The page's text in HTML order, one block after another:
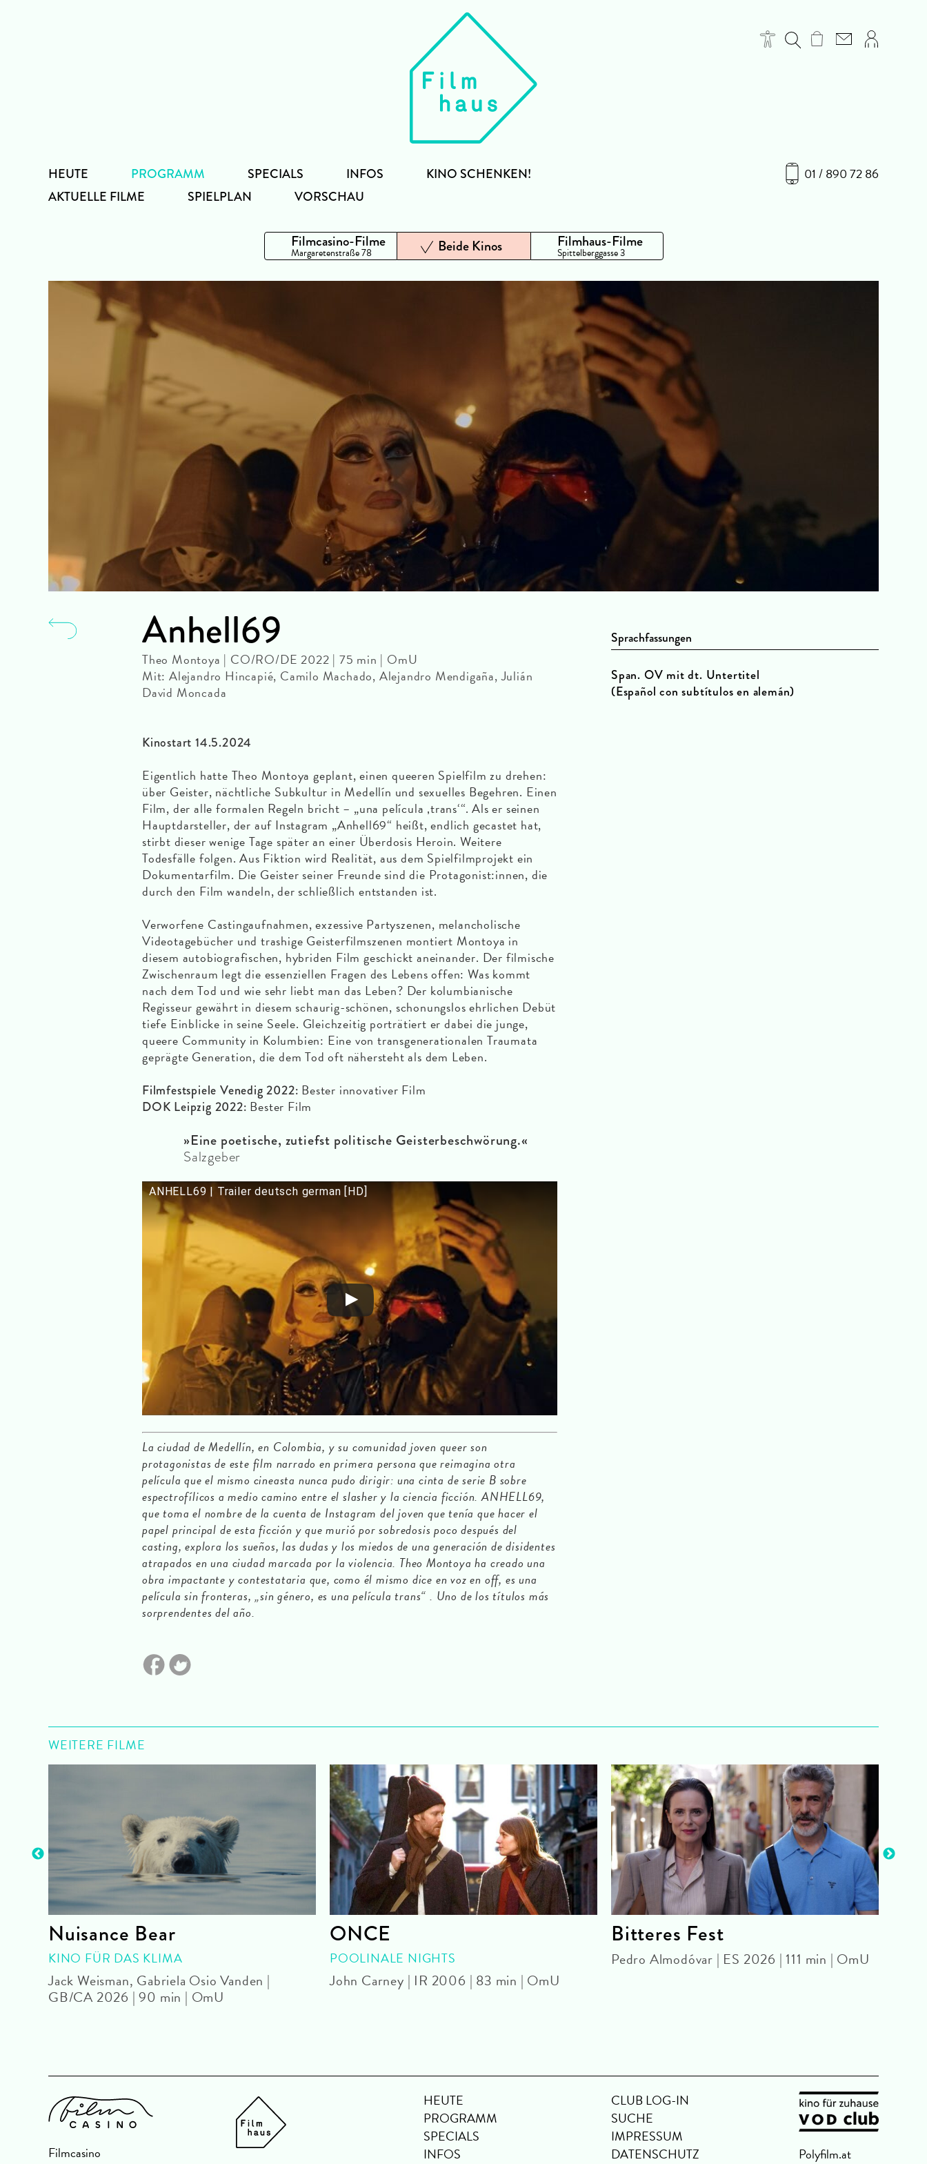
01 / 890 72 86
HEUTE
PROGRAMM
AKTUELLE FILME
SPIELPLAN VORSCHAU
SPECIALS INFOS KINO SCHENKEN!
Filmcasino-Filme
Margaretenstraße 78 Beide Kinos Filmhaus-Filme
Spittelberggasse 3
Anhell69
Theo Montoya | CO/RO/DE 2022 | 75 min | OmU
Mit: Alejandro Hincapié, Camilo Machado, Alejandro Mendigaña, Julián
David Moncada
Kinostart 14.5.2024
Eigentlich hatte Theo Montoya geplant, einen queeren Spielfilm zu drehen:
über Geister, nächtliche Subkultur in Medellín und sexuelles Begehren. Einen
Film, der alle formalen Regeln bricht – „una película ‚trans‘“. Als er seinen
Hauptdarsteller, der auf Instagram „Anhell69“ heißt, endlich gecastet hat,
stirbt dieser wenige Tage später an einer Überdosis Heroin. Weitere
Todesfälle folgen. Aus Fiktion wird Realität, aus dem Spielfilmprojekt ein
Dokumentarfilm. Die Geister seiner Freunde sind die Protagonist:innen, die
durch den Film wandeln, der schließlich entstanden ist.
Verworfene Castingaufnahmen, exzessive Partyszenen, melancholische
Videotagebücher und trashige Geisterfilmszenen montiert Montoya in
diesem autobiografischen, hybriden Film geschickt aneinander. Der filmische
Zwischenraum legt die essenziellen Fragen des Lebens offen: Was kommt
nach dem Tod und wie sehr liebt man das Leben? Der kolumbianische
Regisseur gewährt in diesem schaurig-schönen, schonungslos ehrlichen Debüt
tiefe Einblicke in seine Seele. Gleichzeitig porträtiert er dabei die junge,
queere Community in Kolumbien: Eine von transgenerationalen Traumata
geprägte Generation, die dem Tod oft nähersteht als dem Leben.
Filmfestspiele Venedig 2022: Bester innovativer Film
DOK Leipzig 2022: Bester Film
»Eine poetische, zutiefst politische Geisterbeschwörung.«
Salzgeber
ANHELL69 | Trailer deutsch german [HD]
La ciudad de Medellín, en Colombia, y su comunidad joven queer son
protagonistas de este film narrado en primera persona que reimagina otra
película que el mismo cineasta nunca pudo dirigir: una cinta de serie B sobre
espectrofílicos a medio camino entre el slasher y la ciencia ficción. ANHELL69,
que toma el nombre de la cuenta de Instagram del joven que tenía que hacer el
papel principal de esta ficción y que murió por sobredosis poco después del
casting, explora los sueños, las dudas y los miedos de una generación de disidentes
atrapados en una ciudad marcada por la violencia. Theo Montoya ha creado una
obra impactante y contestataria que, como él mismo dice en voz en off, es una
película sin fronteras, „sin género, es una película trans“ . Uno de los títulos más
sorprendentes del año.
Sprachfassungen
Span. OV mit dt. Untertitel
(Español con subtítulos en alemán)
WEITERE FILME
Nuisance Bear
KINO FÜR DAS KLIMA
Jack Weisman, Gabriela Osio Vanden |
GB/CA 2026 | 90 min | OmU
ONCE
POOLINALE NIGHTS
John Carney | IR 2006 | 83 min | OmU
Bitteres Fest
Pedro Almodóvar | ES 2026 | 111 min | OmU
Filmcasino
HEUTE
PROGRAMM
SPECIALS
INFOS
CLUB LOG-IN
SUCHE
IMPRESSUM
DATENSCHUTZ
Polyfilm.at